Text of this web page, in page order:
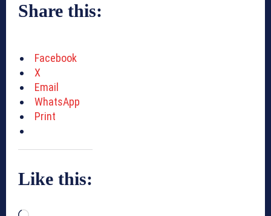
Share this:
Facebook
X
Email
WhatsApp
Print
Like this: